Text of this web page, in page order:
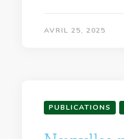
AVRIL 25, 2025
PUBLICATIONS